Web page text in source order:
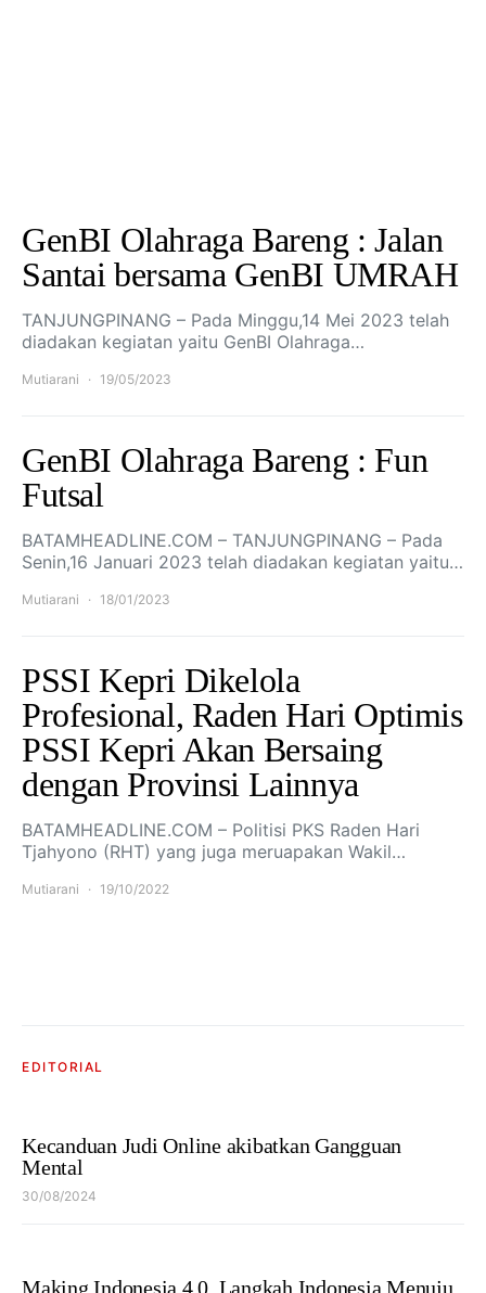
GenBI Olahraga Bareng : Jalan
Santai bersama GenBI UMRAH
TANJUNGPINANG – Pada Minggu,14 Mei 2023 telah
diadakan kegiatan yaitu GenBI Olahraga…
Mutiarani 19/05/2023
GenBI Olahraga Bareng : Fun
Futsal
BATAMHEADLINE.COM – TANJUNGPINANG – Pada
Senin,16 Januari 2023 telah diadakan kegiatan yaitu…
Mutiarani 18/01/2023
PSSI Kepri Dikelola
Profesional, Raden Hari Optimis
PSSI Kepri Akan Bersaing
dengan Provinsi Lainnya
BATAMHEADLINE.COM – Politisi PKS Raden Hari
Tjahyono (RHT) yang juga meruapakan Wakil…
Mutiarani 19/10/2022
EDITORIAL
Kecanduan Judi Online akibatkan Gangguan
Mental
30/08/2024
Making Indonesia 4.0, Langkah Indonesia Menuju